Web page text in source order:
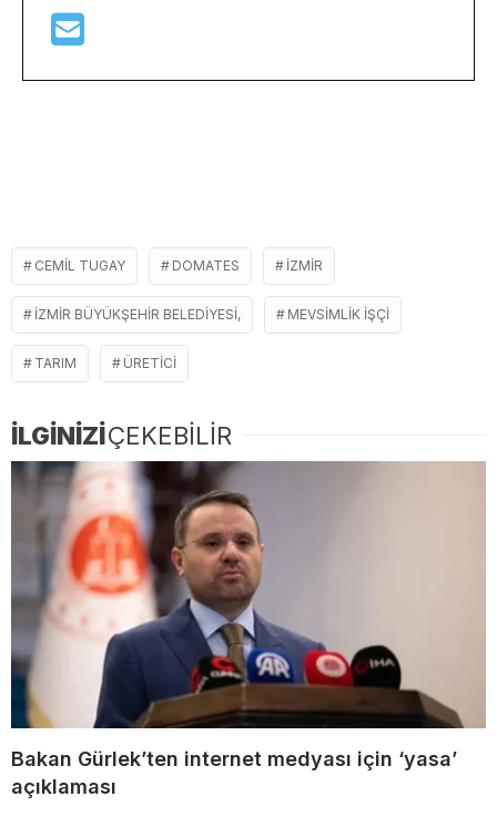
CEMIL TUGAY DOMATES İZMIR
İZMIR BÜYÜKŞEHIR BELEDIYESI, MEVSIMLIK IŞÇI
TARIM ÜRETICI
İLGİNİZİÇEKEBİLİR
Bakan Gürlek’ten internet medyası için ‘yasa’
açıklaması